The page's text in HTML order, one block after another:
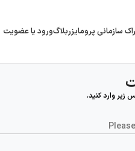
سازمانی پرومایزربلاگورود یا عضویت
زیر وارد کنید.